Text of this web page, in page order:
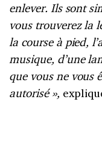
enlever. Ils sont
vous trouverez la
la course à pied,
musique, d’une
que vous ne vous
autorisé »,